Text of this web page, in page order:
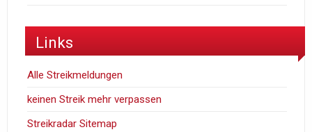
Links
Alle Streikmeldungen
keinen Streik mehr verpassen
Streikradar Sitemap